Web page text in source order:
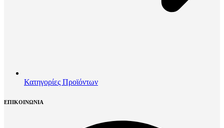
Κατηγορίες Προϊόντων
ΕΠΙΚΟΙΝΩΝΙΑ